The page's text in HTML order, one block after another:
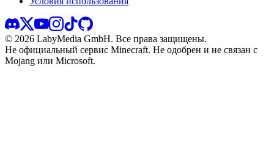
© 2026 LabyMedia GmbH. Все права защищены.
Не официальный сервис Minecraft. Не одобрен и не связан с
Mojang или Microsoft.